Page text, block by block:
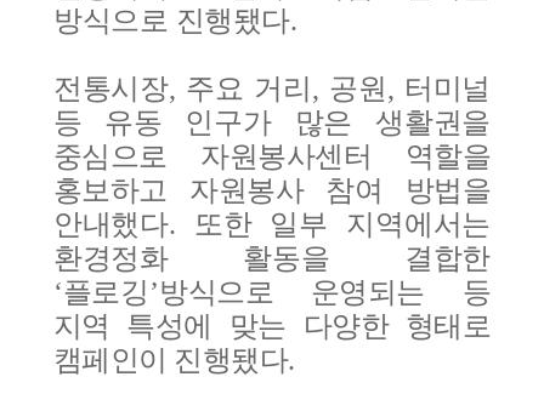
방식으로 진행됐다.
전통시장, 주요 거리 , 공원, 터미널
등 유동 인구가 많은 생활권을
중심으로 자원봉사센터 역할을
홍보하고 자원봉사 참여 방법을
안내했다. 또한 일부 지역에서는
환경정화 활동을 결합한
‘플로깅’방식으로 운영되는 등
지역 특성에 맞는 다양한 형태로
캠페인이 진행됐다.